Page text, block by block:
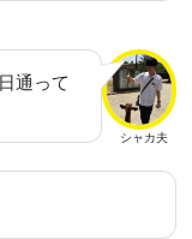
シャカ夫
通って